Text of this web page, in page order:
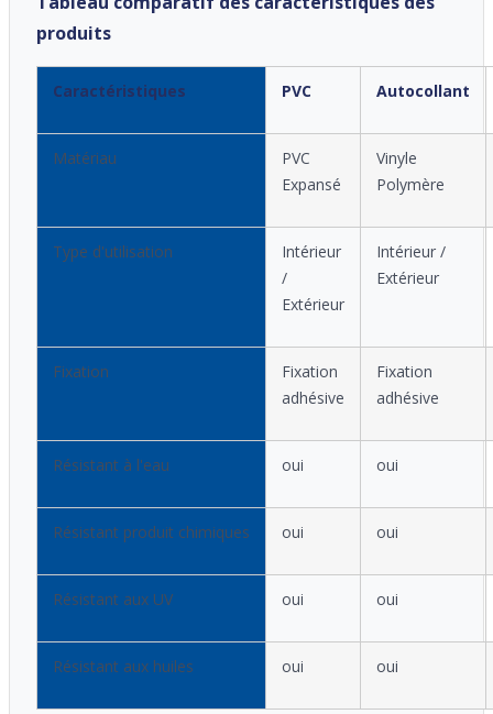
produits
Caractéristiques PVC Autocollant
Matériau
PVC
Expansé
Vinyle
Polymère
Type d'utilisation
Intérieur
/
Extérieur
Intérieur /
Extérieur
Fixation
Fixation
adhésive
Fixation
adhésive
Résistant à l'eau oui oui
Résistant produit chimiques oui oui
Résistant aux UV oui oui
Résistant aux huiles oui oui